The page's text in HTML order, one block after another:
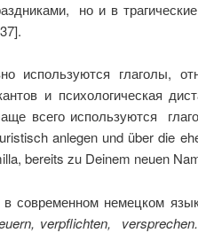
но и в
используются глаголы,
и психологическая
всего используются
anlegen und über die
bereits zu Deinem neuen
современном немецком
, verpflichten, versprechen.